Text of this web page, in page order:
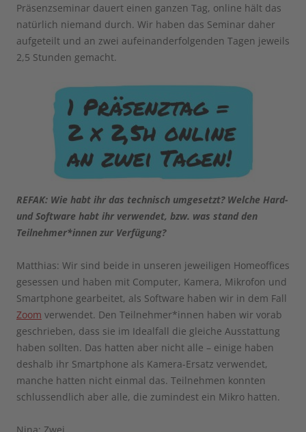
Präsenzseminar dauert einen ganzen Tag, online hält das
natürlich niemand durch. Wir haben das Seminar daher
aufgeteilt und an zwei aufeinanderfolgenden Tagen jeweils
2,5 Stunden gemacht.
REFAK: Wie habt ihr das technisch umgesetzt? Welche Hard-
und Software habt ihr verwendet, bzw. was stand den
Teilnehmer*innen zur Verfügung?
Matthias: Wir sind beide in unseren jeweiligen Homeoffices
gesessen und haben mit Computer, Kamera, Mikrofon und
Smartphone gearbeitet, als Software haben wir in dem Fall
Zoom verwendet. Den Teilnehmer*innen haben wir vorab
geschrieben, dass sie im Idealfall die gleiche Ausstattung
haben sollten. Das hatten aber nicht alle – einige haben
deshalb ihr Smartphone als Kamera-Ersatz verwendet,
manche hatten nicht einmal das. Teilnehmen konnten
schlussendlich aber alle, die zumindest ein Mikro hatten.